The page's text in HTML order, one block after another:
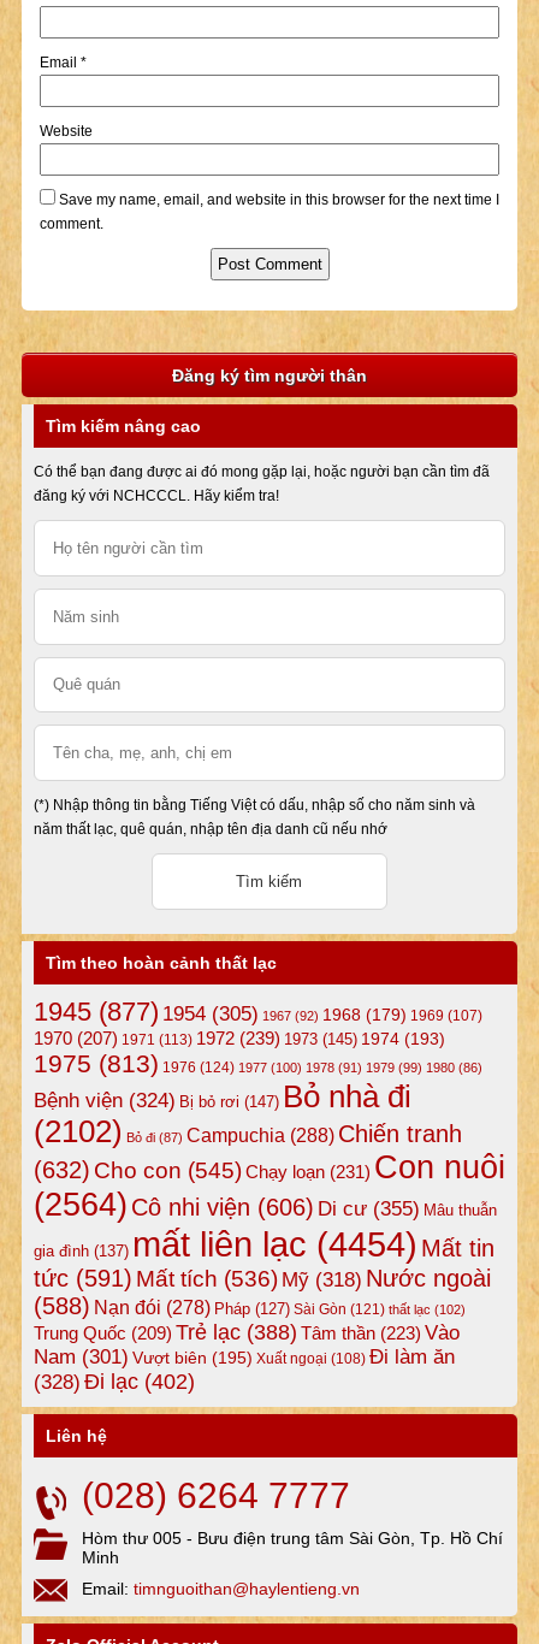
Email *
Website
Save my name, email, and website in this browser for the next time I
comment.
Đăng ký tìm người thân
Tìm kiếm nâng cao
Có thể bạn đang được ai đó mong gặp lại, hoặc người bạn cần tìm đã
đăng ký với NCHCCCL. Hãy kiểm tra!
(*) Nhập thông tin bằng Tiếng Việt có dấu, nhập số cho năm sinh và
năm thất lạc, quê quán, nhập tên địa danh cũ nếu nhớ
Tìm theo hoàn cảnh thất lạc
1945(877) 1954(305) 1967(92) 1968(179) 1969 (107)
1970(207) 1971 (113) 1972(239) 1973(145) 1974(193)
1975 (813) 1976 (124) 1977(100) 1978(91) 1979(99) 1980(86)
Bệnh viện(324) Bị bỏ rơi (147) Bỏ nhà đi
(2102) Bỏ đi(87) Campuchia (288) Chiến tranh
(632) Cho con (545)Chạy loạn(231) Con nuôi
(2564) Cô nhi viện (606) Di cư(355) Mâu thuẫn
gia đình(137) mất liên lạc (4454) Mất tin
tức(591) Mất tích (536) Mỹ(318) Nước ngoài
(588) Nạn đói (278) Pháp(127) Sài Gòn (121) thất lạc (102)
Trung Quốc (209) Trẻ lạc(388) Tâm thần(223) Vào
Nam (301) Vượt biên (195) Xuất ngoại (108) Đi làm ăn
(328) Đi lạc(402)
Liên hệ
(028) 6264 7777
Hòm thư 005 - Bưu điện trung tâm Sài Gòn, Tp. Hồ Chí
Minh
Email: timnguoithan@haylentieng.vn